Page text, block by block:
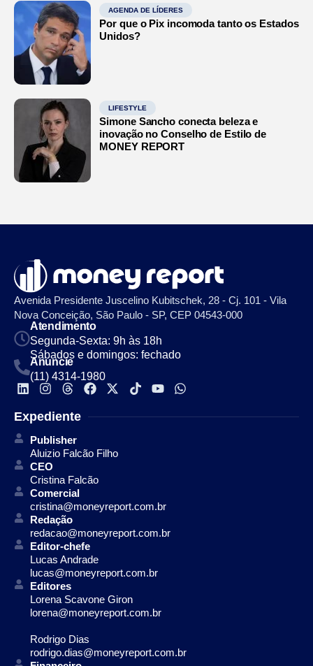
AGENDA DE LÍDERES
Por que o Pix incomoda tanto os Estados
Unidos?
LIFESTYLE
Simone Sancho conecta beleza e
inovação no Conselho de Estilo de
MONEY REPORT
Avenida Presidente Juscelino Kubitschek, 28 - Cj. 101 - Vila
Nova Conceição, São Paulo - SP, CEP 04543-000
Atendimento
Segunda-Sexta: 9h às 18h
Sábados e domingos: fechado
Anuncie
(11) 4314-1980
Expediente
Publisher
Aluizio Falcão Filho
CEO
Cristina Falcão
Comercial
cristina@moneyreport.com.br
Redação
redacao@moneyreport.com.br
Editor-chefe
Lucas Andrade
lucas@moneyreport.com.br
Editores
Lorena Scavone Giron
lorena@moneyreport.com.br
Rodrigo Dias
rodrigo.dias@moneyreport.com.br